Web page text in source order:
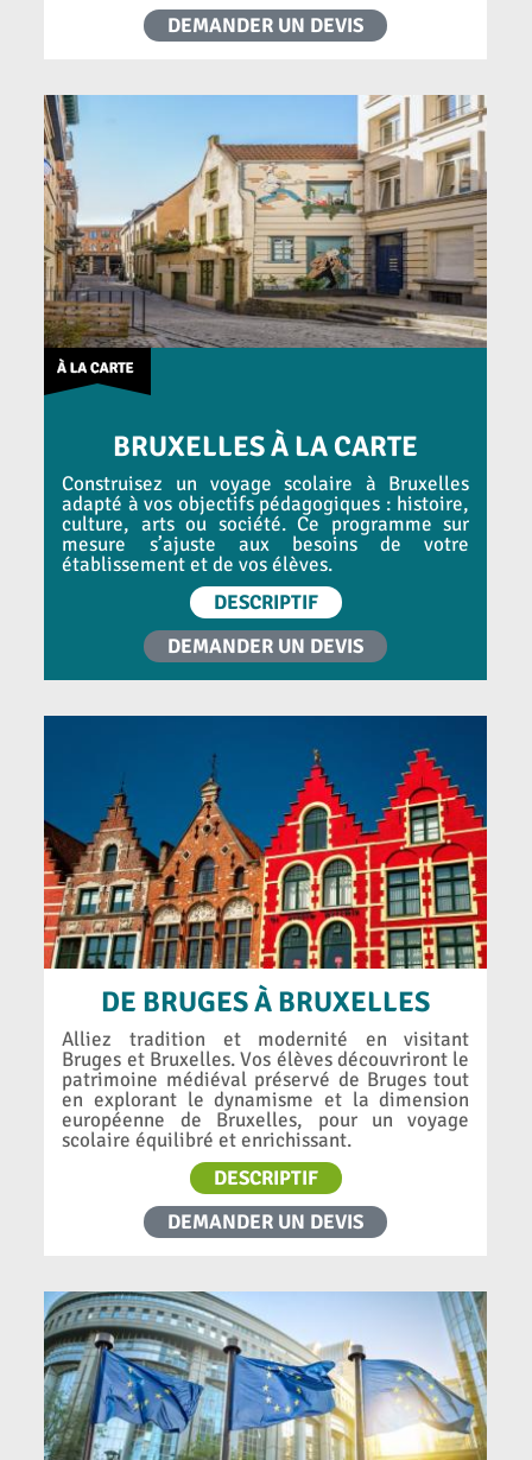
DEMANDER UN DEVIS
BRUXELLES À LA CARTE
Construisez un voyage scolaire à Bruxelles
adapté à vos objectifs pédagogiques : histoire,
culture, arts ou société. Ce programme sur
mesure s’ajuste aux besoins de votre
établissement et de vos élèves.
DESCRIPTIF
DEMANDER UN DEVIS
DE BRUGES À BRUXELLES
Alliez tradition et modernité en visitant
Bruges et Bruxelles. Vos élèves découvriront le
patrimoine médiéval préservé de Bruges tout
en explorant le dynamisme et la dimension
européenne de Bruxelles, pour un voyage
scolaire équilibré et enrichissant.
DESCRIPTIF
DEMANDER UN DEVIS